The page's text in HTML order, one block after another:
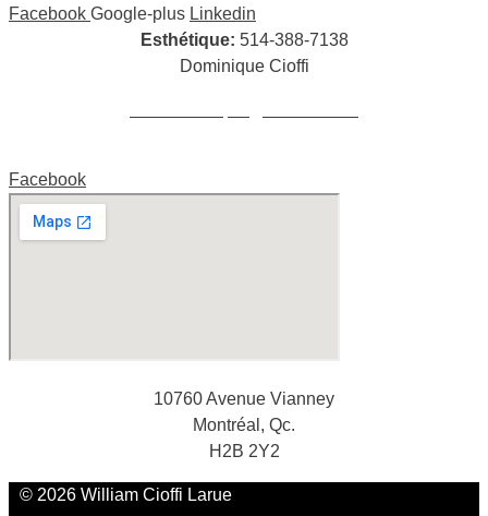
Facebook Google-plus Linkedin
Esthétique: 514-388-7138
Dominique Cioffi
Facebook
10760 Avenue Vianney
Montréal, Qc.
H2B 2Y2
© 2026 William Cioffi Larue